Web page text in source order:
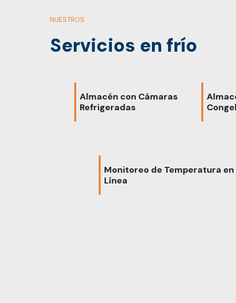
NUESTROS
Servicios en frío
Almacén con Cámaras
Refrigeradas
Monitoreo de Temperatura en
Línea